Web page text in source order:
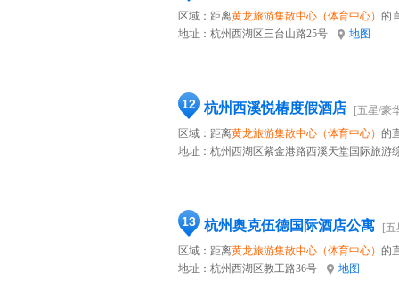
区域：距离黄龙旅游集散中心（体育中心） 的
地址： 杭州西湖区三台山路25号 地图
12 杭州西溪悦椿度假酒店
[五星/豪
区域：距离黄龙旅游集散中心（体育中心） 的
地址： 杭州西湖区紫金港路西溪天堂国际旅游
13 杭州奥克伍德国际酒店公寓
[
区域：距离黄龙旅游集散中心（体育中心） 的
地址： 杭州西湖区教工路36号 地图